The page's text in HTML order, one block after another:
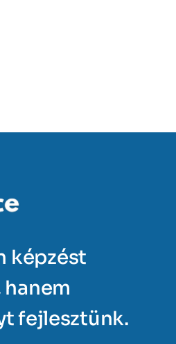
képzést
fejlesztünk.